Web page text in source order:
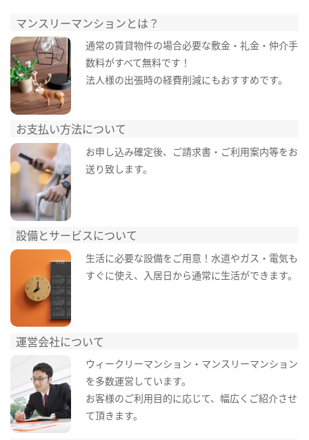
マンスリーマンションとは？
通常の賃貸物件の場合必要な敷金・礼金・仲介手
数料がすべて無料です！
法人様の出張時の経費削減にもおすすめです。
お支払い方法について
お申し込み確定後、ご請求書・ご利用案内等をお
送り致します。
設備とサービスについて
生活に必要な設備をご用意！水道やガス・電気も
すぐに使え、入居日から通常に生活ができます。
運営会社について
ウィークリーマンション・マンスリーマンション
を多数運営しています。
お客様のご利用目的に応じて、幅広くご紹介させ
て頂きます。